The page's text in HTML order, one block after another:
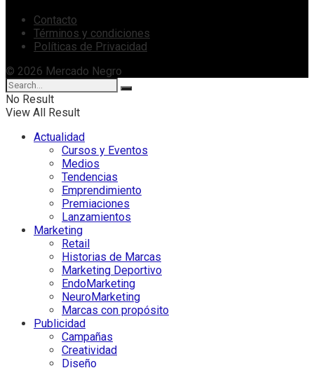
Contacto
Términos y condiciones
Políticas de Privacidad
© 2026 Mercado Negro
No Result
View All Result
Actualidad
Cursos y Eventos
Medios
Tendencias
Emprendimiento
Premiaciones
Lanzamientos
Marketing
Retail
Historias de Marcas
Marketing Deportivo
EndoMarketing
NeuroMarketing
Marcas con propósito
Publicidad
Campañas
Creatividad
Diseño